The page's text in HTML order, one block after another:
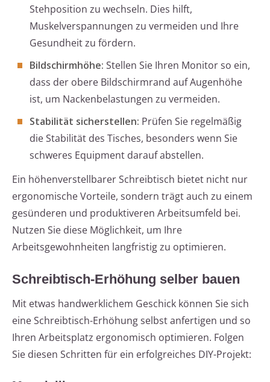
Stehposition zu wechseln. Dies hilft,
Muskelverspannungen zu vermeiden und Ihre
Gesundheit zu fördern.
Bildschirmhöhe: Stellen Sie Ihren Monitor so ein,
dass der obere Bildschirmrand auf Augenhöhe
ist, um Nackenbelastungen zu vermeiden.
Stabilität sicherstellen: Prüfen Sie regelmäßig
die Stabilität des Tisches, besonders wenn Sie
schweres Equipment darauf abstellen.
Ein höhenverstellbarer Schreibtisch bietet nicht nur
ergonomische Vorteile, sondern trägt auch zu einem
gesünderen und produktiveren Arbeitsumfeld bei.
Nutzen Sie diese Möglichkeit, um Ihre
Arbeitsgewohnheiten langfristig zu optimieren.
Schreibtisch-Erhöhung selber bauen
Mit etwas handwerklichem Geschick können Sie sich
eine Schreibtisch-Erhöhung selbst anfertigen und so
Ihren Arbeitsplatz ergonomisch optimieren. Folgen
Sie diesen Schritten für ein erfolgreiches DIY-Projekt: